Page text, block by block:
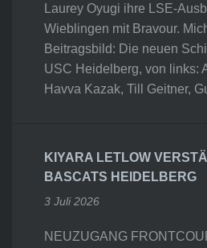
Laurey Oyugi ihre LSE-
Wieblingen mit Bravour.
Beitragsbild: Die neuen
USC Heidelberg, von links:
Havva Kazak, Till Geitner,
KIYARA LETLOW
BASCATS HEIDELBERG
3 Juli 2026
NEUZUGANG